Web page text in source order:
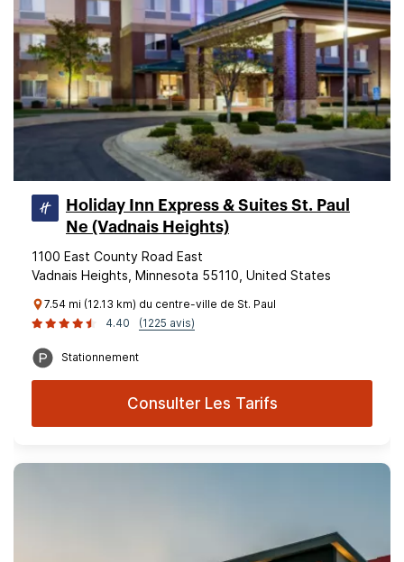
Holiday Inn Express & Suites St. Paul
Ne (Vadnais Heights)
1100 East County Road East
Vadnais Heights, Minnesota 55110, United States
7.54 mi (12.13 km) du centre-ville de St. Paul
4.40
(1225 avis)
Stationnement
Consulter Les Tarifs